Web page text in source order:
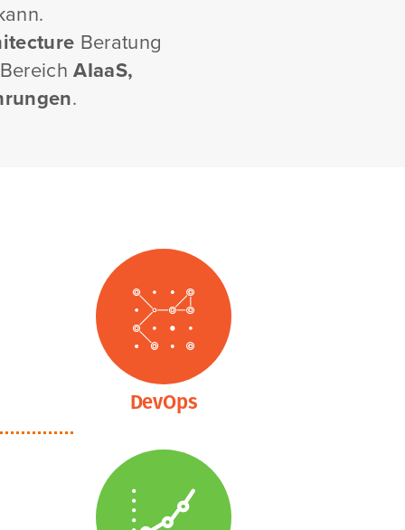
Beratung
AIaaS,
.
DevOps